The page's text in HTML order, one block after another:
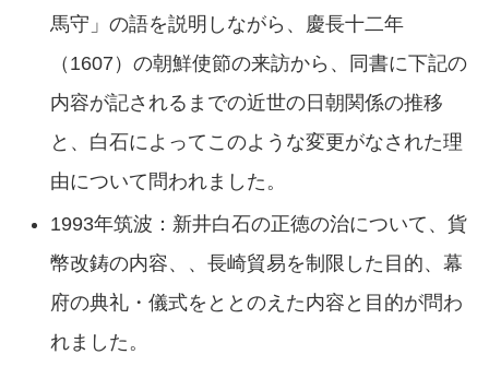
馬守」の語を説明しながら、慶長十二年
（1607）の朝鮮使節の来訪から、同書に下記の
内容が記されるまでの近世の日朝関係の推移
と、白石によってこのような変更がなされた理
由について問われました。
1993年筑波：新井白石の正徳の治について、貨
幣改鋳の内容、、長崎貿易を制限した目的、幕
府の典礼・儀式をととのえた内容と目的が問わ
れました。